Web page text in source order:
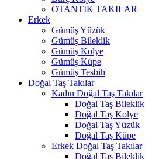
OTANTİK TAKILAR
Erkek
Gümüş Yüzük
Gümüş Bileklik
Gümüş Kolye
Gümüş Küpe
Gümüş Tesbih
Doğal Taş Takılar
Kadın Doğal Taş Takılar
Doğal Taş Bileklik
Doğal Taş Kolye
Doğal Taş Yüzük
Doğal Taş Küpe
Erkek Doğal Taş Takılar
Doğal Taş Bileklik